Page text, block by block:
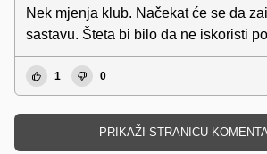
Nek mjenja klub. Načekat će se da
sastavu. Šteta bi bilo da ne iskoristi
1 0
PRIKAŽI STRANICU